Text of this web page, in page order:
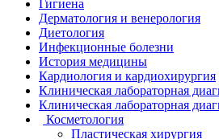
Гигиена
Дерматология и венерология
Диетология
Инфекционные болезни
История медицины
Кардиология и кардиохирургия
Клиническая лабораторная
Клиническая лабораторная
Косметология
Пластическая хирургия